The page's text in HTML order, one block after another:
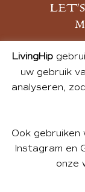
LivingHip
uw gebruik
analyseren,
Ook gebruiken
Instagram en
onze